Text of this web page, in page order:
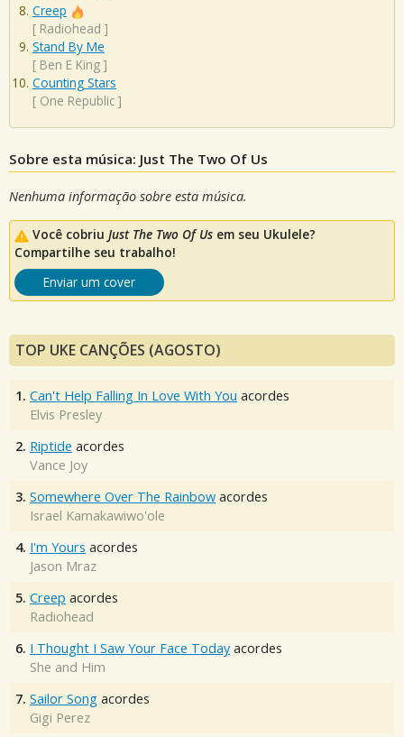
Creep
[ Radiohead ]
Stand By Me
[ Ben E King ]
Counting Stars
[ One Republic ]
Sobre esta música: Just The Two Of Us
Nenhuma informação sobre esta música.
Você cobriu Just The Two Of Us em seu Ukulele?
Compartilhe seu trabalho!
Enviar um cover
TOP UKE CANÇÕES (AGOSTO)
1. Can't Help Falling In Love With You acordes
Elvis Presley
2. Riptide acordes
Vance Joy
3. Somewhere Over The Rainbow acordes
Israel Kamakawiwo'ole
4. I'm Yours acordes
Jason Mraz
5. Creep acordes
Radiohead
6. I Thought I Saw Your Face Today acordes
She and Him
7. Sailor Song acordes
Gigi Perez